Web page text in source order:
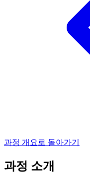
과정 개요로 돌아가기
과정 소개